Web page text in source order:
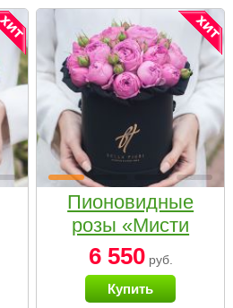
Пионовидные
розы «Мисти
бабблс» в
черной коробке
Small
6 550руб.
Купить